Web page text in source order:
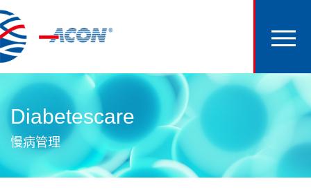
Diabetescare
慢病管理